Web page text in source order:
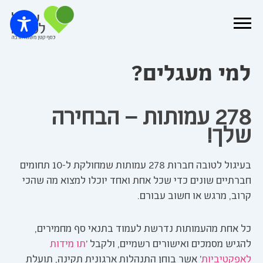
למי מעגלים?
278 עמותות – הבחירה
שלך!
בעיגול לטובה חברות 278 עמותות שמחולקת ל-10 תחומים
חברתיים שונים כדי שכל אחת ואחד יוכלו למצוא מה שהכי
קרוב, מרגש או חשוב עבורם.
כל אחת מהעמותות נדרשת לעמוד בתנאי סף מחמירים,
להגיש מסמכים ואישורים רשמיים, ולקבל 'תו מידות
לאפקטיביות' אשר בוחן התנהלות ארגונית תקינה, תועלת